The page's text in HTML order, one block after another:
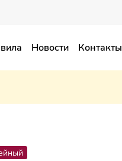
Новости Контакты